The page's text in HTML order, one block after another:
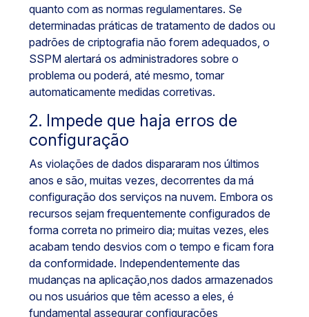
quanto com as normas regulamentares. Se
determinadas práticas de tratamento de dados ou
padrões de criptografia não forem adequados, o
SSPM alertará os administradores sobre o
problema ou poderá, até mesmo, tomar
automaticamente medidas corretivas.
2. Impede que haja erros de
configuração
As violações de dados dispararam nos últimos
anos e são, muitas vezes, decorrentes da má
configuração dos serviços na nuvem. Embora os
recursos sejam frequentemente configurados de
forma correta no primeiro dia; muitas vezes, eles
acabam tendo desvios com o tempo e ficam fora
da conformidade. Independentemente das
mudanças na aplicação,nos dados armazenados
ou nos usuários que têm acesso a eles, é
fundamental assegurar configurações